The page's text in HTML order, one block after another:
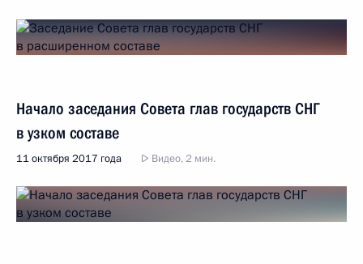
Начало заседания Совета глав государств СНГ
в узком составе
11 октября 2017 года Видео, 2 мин.